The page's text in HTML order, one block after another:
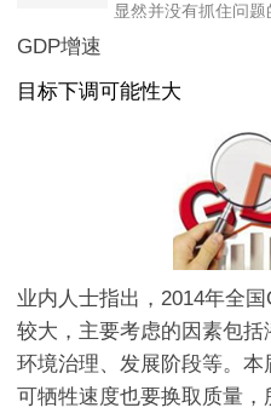
显然并没有抓住问题
GDP增速
目标下调可能性大
业内人士指出，2014年全
较大，主要考虑的因素包
环境治理、发展阶段等。
可牺牲速度也要换取质量，